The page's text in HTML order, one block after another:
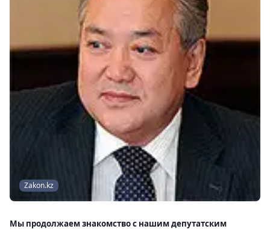
Zakon.kz
Мы продолжаем знакомство с нашим депутатским